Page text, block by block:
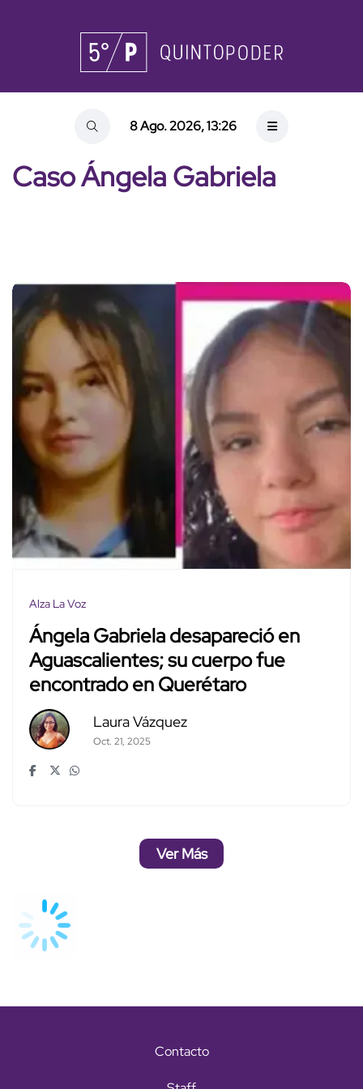
8 Ago. 2026, 13:26
Caso Ángela Gabriela
Alza La Voz
Ángela Gabriela desapareció en
Aguascalientes; su cuerpo fue
encontrado en Querétaro
Laura Vázquez
Oct. 21, 2025
Ver Más
Contacto